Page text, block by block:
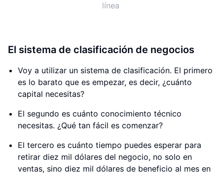
línea
El sistema de clasificación de negocios
Voy a utilizar un sistema de clasificación. El primero
es lo barato que es empezar, es decir, ¿cuánto
capital necesitas?
El segundo es cuánto conocimiento técnico
necesitas. ¿Qué tan fácil es comenzar?
El tercero es cuánto tiempo puedes esperar para
retirar diez mil dólares del negocio, no solo en
ventas, sino diez mil dólares de beneficio al mes en